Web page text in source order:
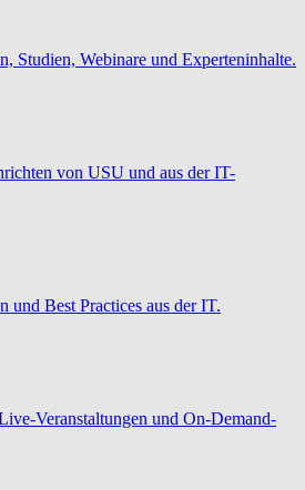
Studien, Webinare und Experteninhalte.
von USU und aus der IT-
und Best Practices aus der IT.
Veranstaltungen und On-Demand-